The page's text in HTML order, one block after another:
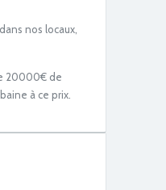
nos locaux,
20000€ de
à ce prix.